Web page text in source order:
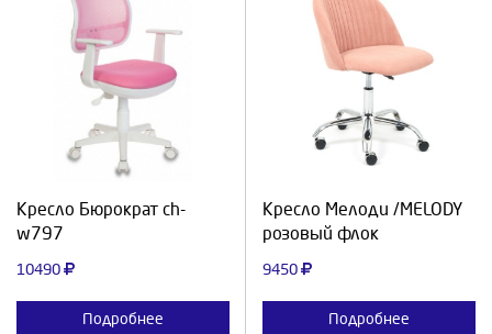
Кресло Бюрократ ch-
w797
10490
Подробнее
Выберите количество:
Кресло Мелоди /MELODY
розовый флок
9450
Подробнее
Выберите количество: